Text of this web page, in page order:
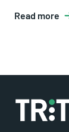
Read more